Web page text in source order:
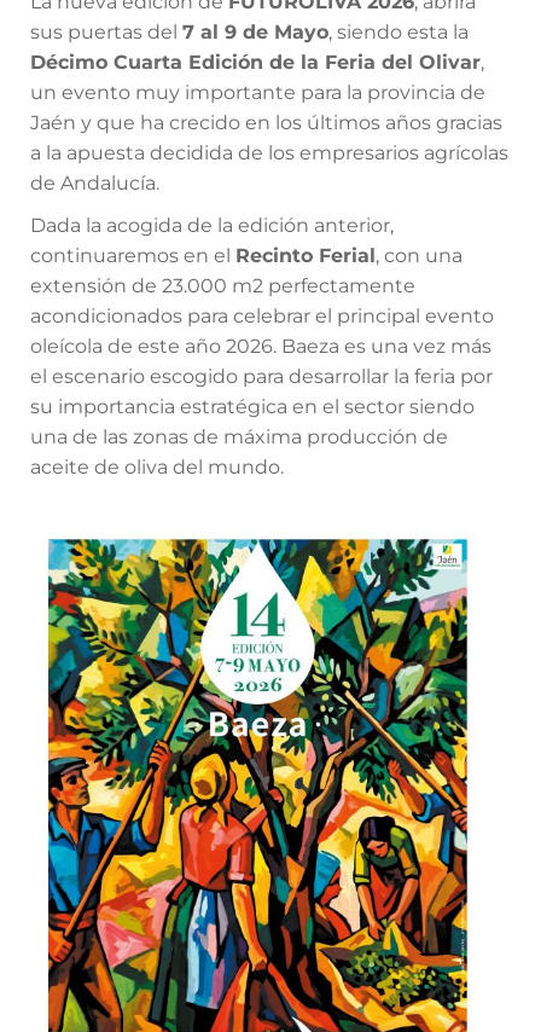
sus puertas del 7 al 9 de Mayo, siendo esta la
Décimo Cuarta Edición de la Feria del Olivar,
un evento muy importante para la provincia de
Jaén y que ha crecido en los últimos años gracias
a la apuesta decidida de los empresarios agrícolas
de Andalucía.
Dada la acogida de la edición anterior,
continuaremos en el Recinto Ferial, con una
extensión de 23.000 m2 perfectamente
acondicionados para celebrar el principal evento
oleícola de este año 2026. Baeza es una vez más
el escenario escogido para desarrollar la feria por
su importancia estratégica en el sector siendo
una de las zonas de máxima producción de
aceite de oliva del mundo.